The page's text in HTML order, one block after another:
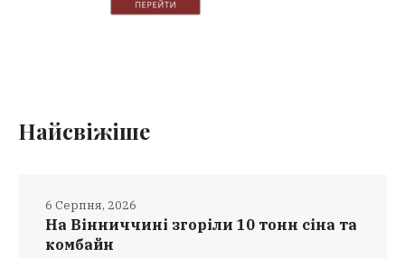
Найсвіжіше
На Вінниччині згоріли 10 тонн сіна та
комбайн
6 Серпня, 2026